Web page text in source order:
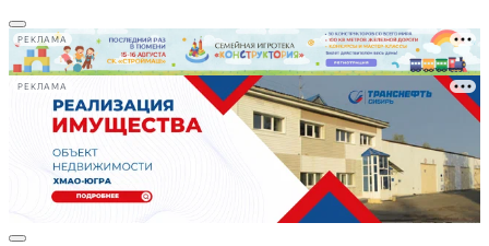
РЕКЛАМА
РЕКЛАМА